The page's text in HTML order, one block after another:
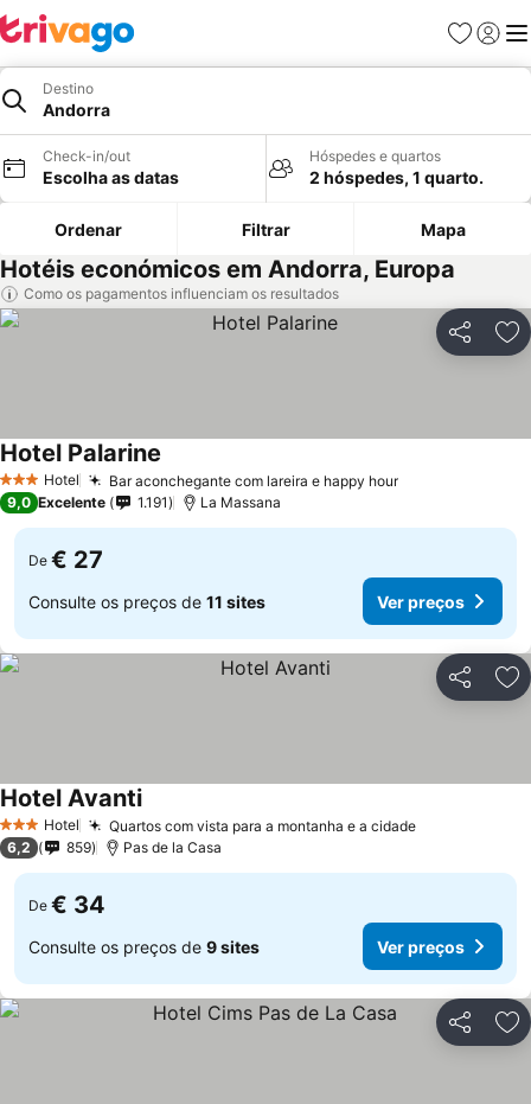
Favoritos
Iniciar
Destino
Andorra
Check-in/out
Escolha as datas
Hóspedes e quartos
2 hóspedes, 1 quarto.
Ordenar Filtrar Mapa
Hotéis económicos em Andorra, Europa
Como os pagamentos influenciam os resultados
Partilhar
3 EstrelasHotel Bar aconchegante com lareira e happy hourVer preços
Hotel Palarine
9,0 Excelente 1.191 La Massana
De € 27
Consulte os preços de 11 sites Ver preços
Partilhar
3 EstrelasHotel Quartos com vista para a montanha e a cidadeVer preços
Hotel AvantiVer preços
6,2 859 Pas de la Casa
De € 34
Consulte os preços de 9 sites Ver preços
Partilhar